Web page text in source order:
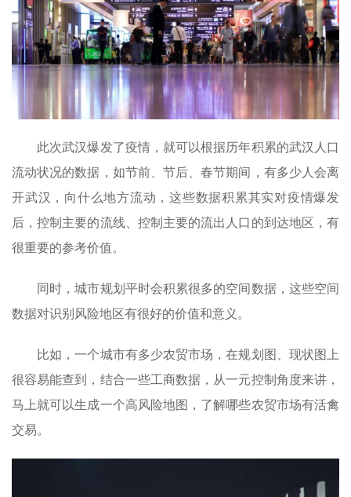
此次武汉爆发了疫情，就可以根据历年积累的武汉人口
流动状况的数据，如节前、节后、春节期间，有多少人会离
开武汉，向什么地方流动，这些数据积累其实对疫情爆发
后，控制主要的流线、控制主要的流出人口的到达地区，有
很重要的参考价值。
同时，城市规划平时会积累很多的空间数据，这些空间
数据对识别风险地区有很好的价值和意义。
比如，一个城市有多少农贸市场，在规划图、现状图上
很容易能查到，结合一些工商数据，从一元控制角度来讲，
马上就可以生成一个高风险地图，了解哪些农贸市场有活禽
交易。